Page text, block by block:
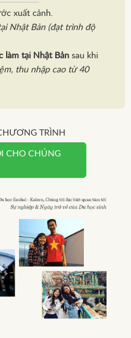
xuất cảnh.
Nhật Bản (đạt trình độ
làm tại Nhật Bản sau khi
thu nhập cao từ 40
TRÌNH
CHO CHÚNG